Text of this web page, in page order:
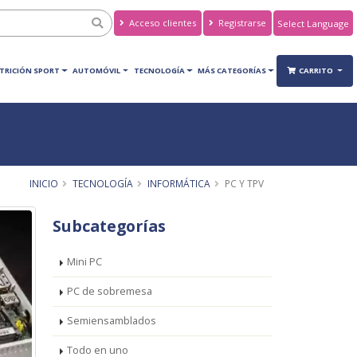
Acceso clientes Registrarse
Translate
SPORT AUTOMÓVIL TECNOLOGÍA MÁS CATEGORÍAS CARRITO
INICIO TECNOLOGÍA INFORMÁTICA PC Y TPV
Subcategorías
Mini PC
PC de sobremesa
Semiensamblados
Todo en uno